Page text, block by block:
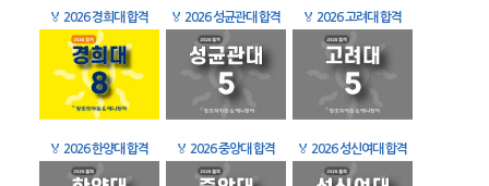
🏅 2026 경희대 합격 🏅 2026 성균관대 합격 🏅 2026 고려대 합격
🏅 2026 한양대 합격 🏅 2026 중앙대 합격 🏅 2026 성신여대 합격